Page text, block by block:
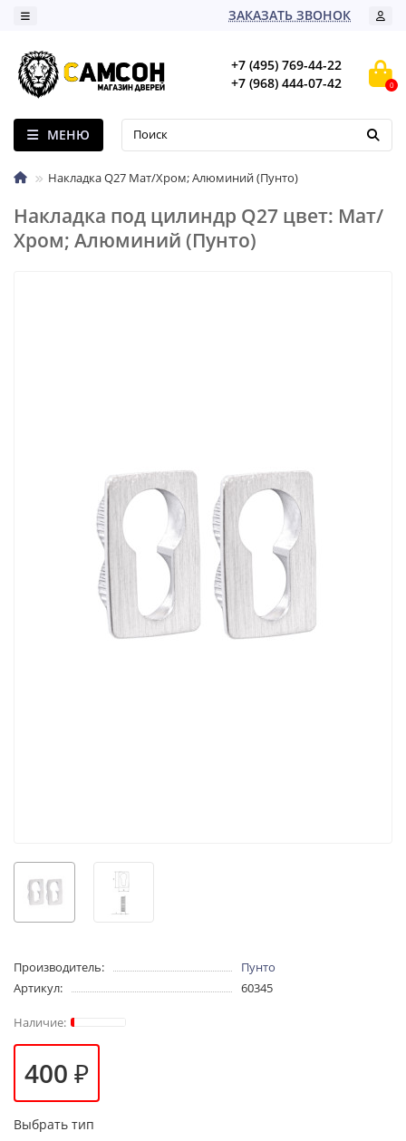
ЗАКАЗАТЬ ЗВОНОК
+7 (495) 769-44-22
+7 (968) 444-07-42
0
МЕНЮ
Накладка Q27 Мат/Хром; Алюминий (Пунто)
Накладка под цилиндр Q27 цвет: Мат/
Хром; Алюминий (Пунто)
Производитель:
Пунто
Артикул:
60345
400 ₽
Выбрать тип